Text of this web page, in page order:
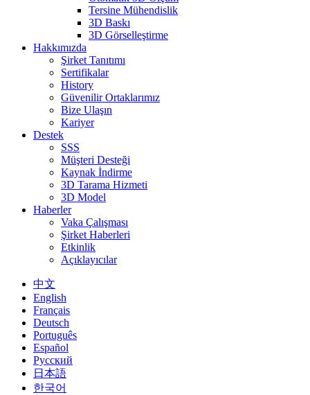
Tersine Mühendislik
3D Baskı
3D Görselleştirme
Hakkımızda
Şirket Tanıtımı
Sertifikalar
History
Güvenilir Ortaklarımız
Bize Ulaşın
Kariyer
Destek
SSS
Müşteri Desteği
Kaynak İndirme
3D Tarama Hizmeti
3D Model
Haberler
Vaka Çalışması
Şirket Haberleri
Etkinlik
Açıklayıcılar
中文
English
Français
Deutsch
Português
Español
Русский
日本語
한국어